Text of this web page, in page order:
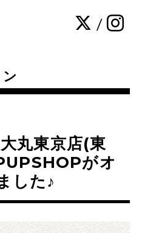
/
丸東京店(東
がオ
した♪